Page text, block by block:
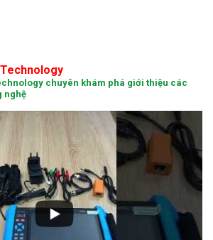
chuyên khám phá giới thiệu các
nghệ